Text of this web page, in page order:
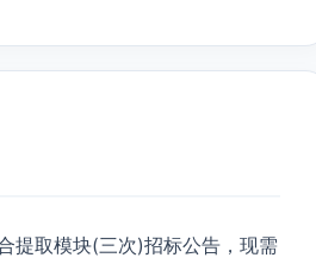
取模块(三次)招标公告，现需